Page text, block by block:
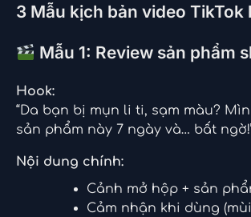
3 Mẫu kịch bản video TikTok
Mẫu 1: Review sản phẩm
Hook:
“Da bạn bị mụn li ti, sạm màu?
sản phẩm này 7 ngày và… bất
Nội dung chính:
Cảnh mở hộp + sản
Cảm nhận khi dùng